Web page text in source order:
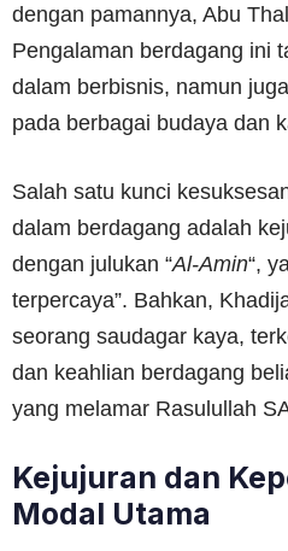
dengan pamannya, Abu
Pengalaman berdagang ini
dalam berbisnis, namun
pada berbagai budaya dan
Salah satu kunci
dalam berdagang adalah
dengan julukan “Al-Amin“,
terpercaya”. Bahkan,
seorang saudagar kaya,
dan keahlian berdagang
yang melamar Rasulullah
Kejujuran dan
Modal Utama